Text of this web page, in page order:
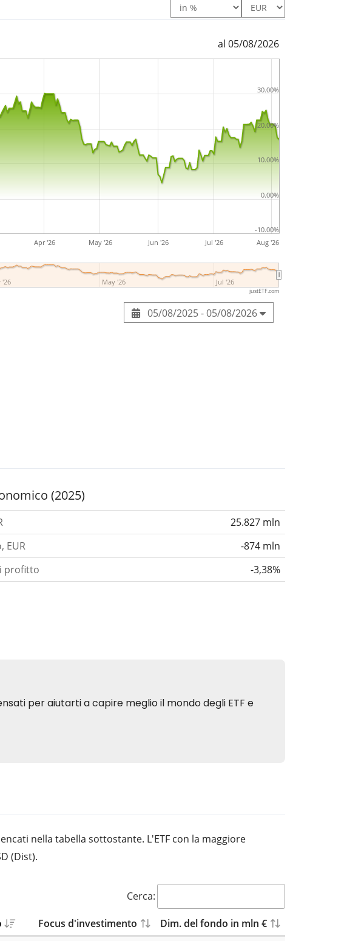
al 05/08/2026
Apr '26 May '26 Jun '26 Jul '26 Aug '26
'26 May '26 Jul '26
-10.00%
0.00%
10.00%
20.00%
30.00%
justETF.com
05/08/2025 - 05/08/2026
(2025)
25.827 mln
EUR
-874 mln
profitto
-3,38%
nella tabella sottostante. L'ETF con la maggiore
(Dist).
Cerca:
Focus d'investimento
Dim. del fondo in mln €